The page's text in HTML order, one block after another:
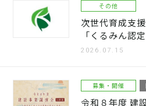
その他
次世代育成支
「くるみん認
2026.07.15
募集・開催
令和８年度 建